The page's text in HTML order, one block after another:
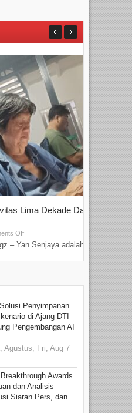
Lima Dekade Dalam
Off
– Yan Senjaya adalah...
Penyimpanan
di Ajang DTI
Pengembangan AI
Agustus, Fri, Aug 7
Awards
dan Analisis
Siaran Pers, dan